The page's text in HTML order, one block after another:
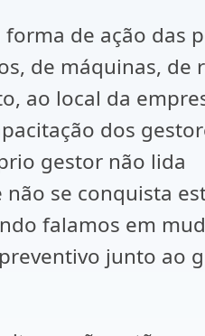
de ação das
de máquinas, de
ao local da
dos
gestor não lida
se conquista
falamos em
junto ao